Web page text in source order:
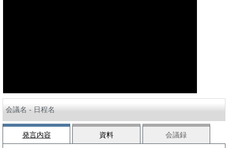
会議名 - 日程名
発言内容 資料 会議録